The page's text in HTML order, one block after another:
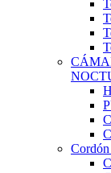
Cordón